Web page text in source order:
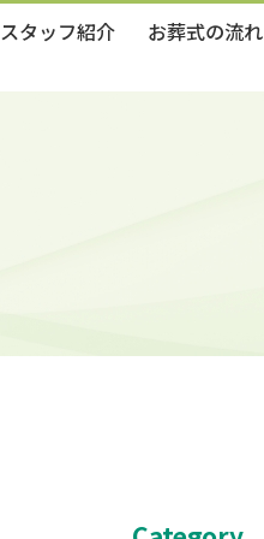
スタッフ紹介 お葬式の流れ